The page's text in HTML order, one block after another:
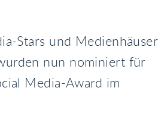
Stars und Medienhäuser
nun nominiert für
Media-Award im